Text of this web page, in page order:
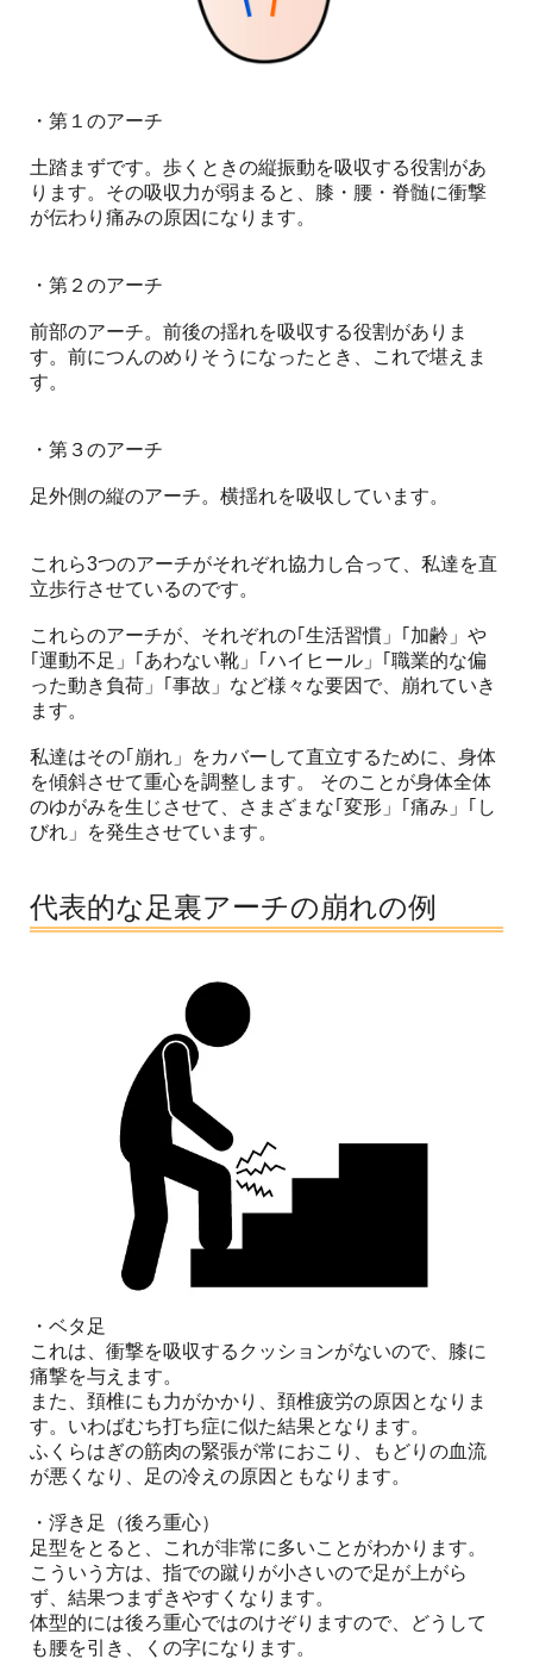
・第１のアーチ
土踏まずです。歩くときの縦振動を吸収する役割があ
ります。その吸収力が弱まると、膝・腰・脊髄に衝撃
が伝わり痛みの原因になります。
・第２のアーチ
前部のアーチ。前後の揺れを吸収する役割がありま
す。前につんのめりそうになったとき、これで堪えま
す。
・第３のアーチ
足外側の縦のアーチ。横揺れを吸収しています。
これら3つのアーチがそれぞれ協力し合って、私達を直
立歩行させているのです。
これらのアーチが、それぞれの｢生活習慣」｢加齢」や
｢運動不足」｢あわない靴」｢ハイヒール」｢職業的な偏
った動き負荷」｢事故」など様々な要因で、崩れていき
ます。
私達はその｢崩れ」をカバーして直立するために、身体
を傾斜させて重心を調整します。 そのことが身体全体
のゆがみを生じさせて、さまざまな｢変形」｢痛み」｢し
びれ」を発生させています。
代表的な足裏アーチの崩れの例
・ベタ足
これは、衝撃を吸収するクッションがないので、膝に
痛撃を与えます。
また、頚椎にも力がかかり、頚椎疲労の原因となりま
す。いわばむち打ち症に似た結果となります。
ふくらはぎの筋肉の緊張が常におこり、もどりの血流
が悪くなり、足の冷えの原因ともなります。
・浮き足（後ろ重心）
足型をとると、これが非常に多いことがわかります。
こういう方は、指での蹴りが小さいので足が上がら
ず、結果つまずきやすくなります。
体型的には後ろ重心ではのけぞりますので、どうして
も腰を引き、くの字になります。